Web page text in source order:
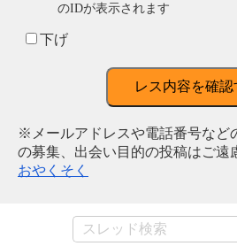
のIDが表示されます
下げ
レス内容を確認
※メールアドレスや電話番号など
の募集、出会い目的の投稿はご遠
おやくそく